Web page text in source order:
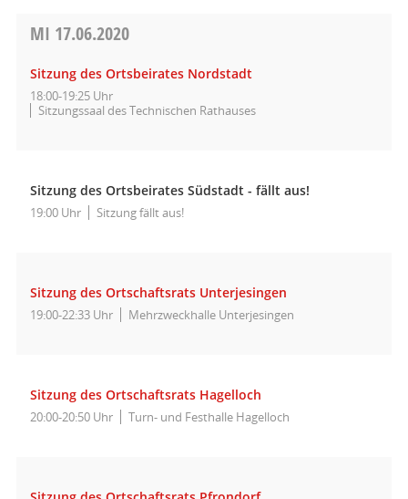
MI 17.06.2020
Sitzung des Ortsbeirates Nordstadt
18:00-19:25 Uhr
Sitzungssaal des Technischen Rathauses
Sitzung des Ortsbeirates Südstadt - fällt aus!
19:00 Uhr Sitzung fällt aus!
Sitzung des Ortschaftsrats Unterjesingen
19:00-22:33 Uhr Mehrzweckhalle Unterjesingen
Sitzung des Ortschaftsrats Hagelloch
20:00-20:50 Uhr Turn- und Festhalle Hagelloch